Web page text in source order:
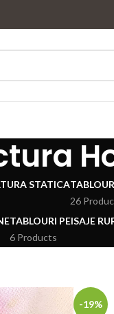
STATICA
26
TABLOURI PEISAJE
6 Products
-19%